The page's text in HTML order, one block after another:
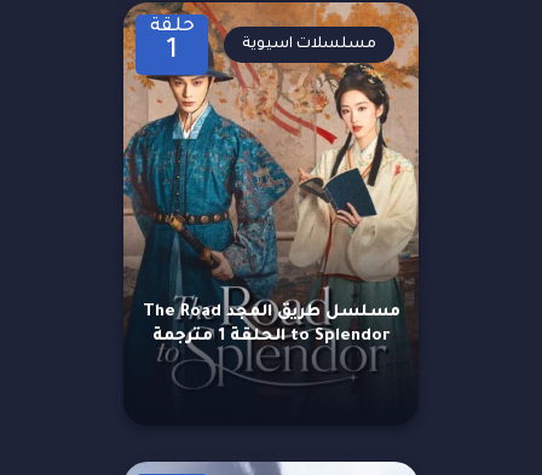
حلقة
1
مسلسل طريق المجد The Road
to Splendor الحلقة 1 مترجمة
مسلسلات اسيوية